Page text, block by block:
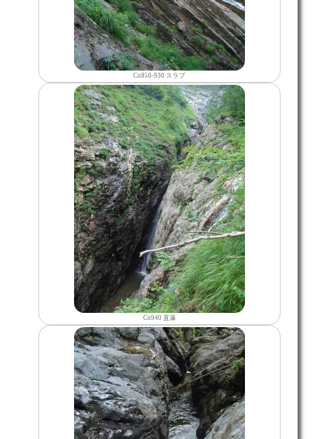
Co850-930 スラブ
Co940 直瀑